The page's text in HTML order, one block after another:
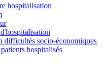
hospitalisation
difficultés socio-économiques
hospitalisés